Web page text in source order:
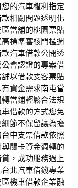
的汽車權利指定
款相關問題透明化
當舖的桃園票貼
標準審核門檻週
汽車借款公開透
會認證的專案借
舖以借款支客票貼
資金需求南屯當
當鋪輕鬆合法規
借款的方式您免
細節不保留讓為擔
台中支票借款依照
關卡資金週轉的
，成功服務過上
台北汽車借錢專業
區機車借款企業融